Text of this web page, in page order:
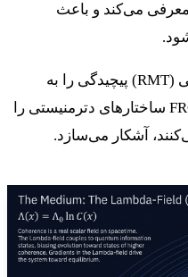
معرفی می‌کند و باعث
در جایی که نظریه ماتریس تصادفی (RMT) پیچیدگی را به
عنوان نویز کاهش‌ناپذیر می‌بیند، FRC ساختارهای دترمنیستی را
آشکار می‌سازد.